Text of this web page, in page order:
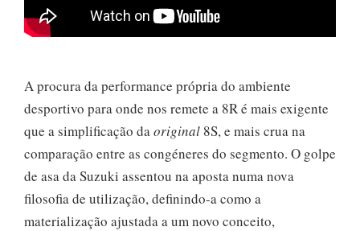
A procura da performance própria do ambiente
desportivo para onde nos remete a 8R é mais exigente
que a simplificação daoriginal 8S, e mais crua na
comparação entre as congéneres do segmento. O golpe
de asa da Suzuki assentou na aposta numa nova
filosofia de utilização, definindo-a como a
materialização ajustada a um novo conceito,